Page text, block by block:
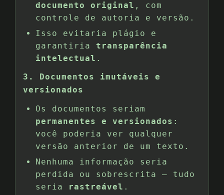
documento original , com
controle de autoria e versão.
Isso evitaria plágio e
garantiria transparência
intelectual .
3. Documentos imutáveis e
versionados
Os documentos seriam
permanentes e versionados :
você poderia ver qualquer
versão anterior de um texto.
Nenhuma informação seria
perdida ou sobrescrita — tudo
seria
rastreável .